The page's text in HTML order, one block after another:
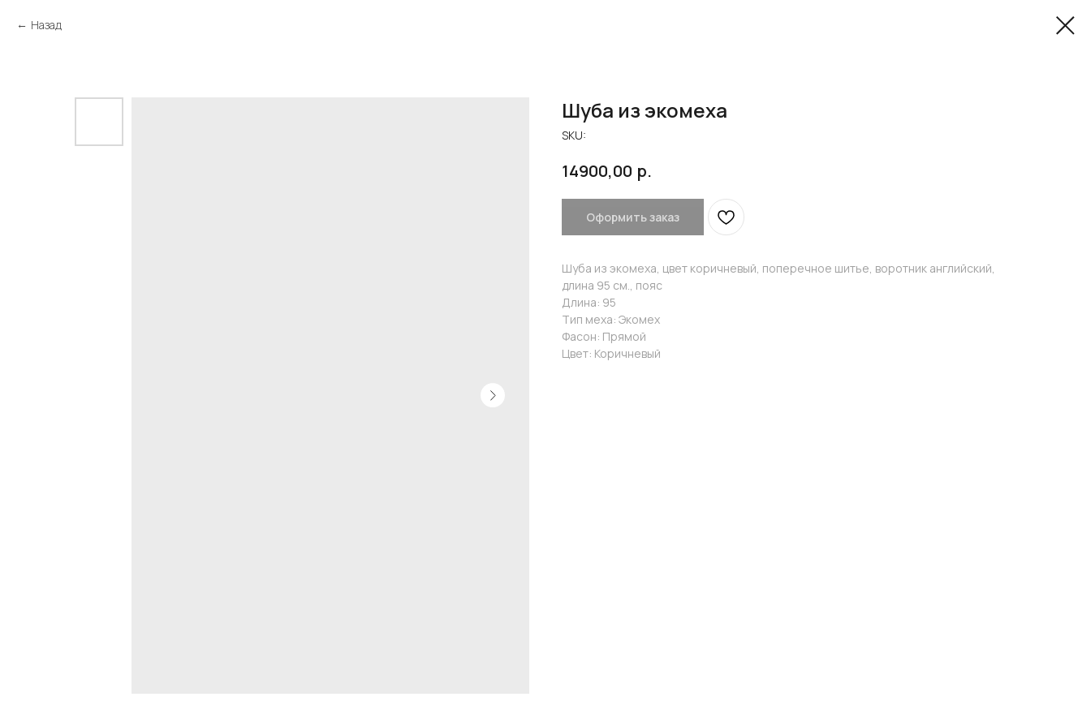
Назад
Шуба из экомеха
SKU:
14900,00 р.
Оформить заказ
Шуба из экомеха, цвет коричневый, поперечное шитье, воротник английский,
длина 95 см., пояс
Длина: 95
Тип меха: Экомех
Фасон: Прямой
Цвет: Коричневый